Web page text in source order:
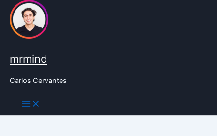
contenido
mrmind
Carlos Cervantes